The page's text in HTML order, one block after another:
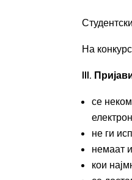
На
III.
се
не ги
немаат
кои